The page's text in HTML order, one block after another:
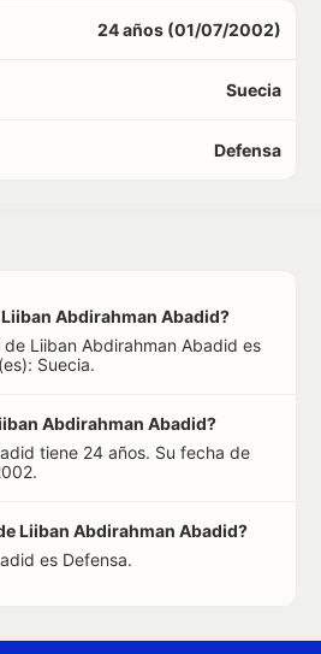
24 años (01/07/2002)
Suecia
Defensa
Abdirahman Abadid?
Liiban Abdirahman Abadid es
Suecia.
Abdirahman Abadid?
tiene 24 años. Su fecha de
Liiban Abdirahman Abadid?
es Defensa.